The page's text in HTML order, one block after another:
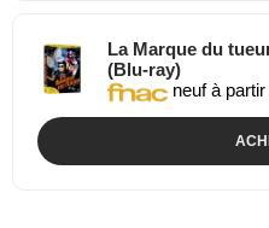
La Marque du
(Blu-ray)
neuf à partir